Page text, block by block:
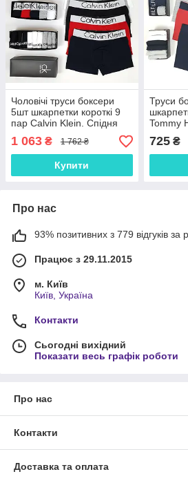
Чоловічі труси боксери
5шт шкарпетки короткі 9
пар Calvin Klein. Спідня
білизна чоловіча та
шкарпетки низькі Кельвін
Кляйн
1 063 ₴ 1 762 ₴
Купити
Труси
Tommy
Хілфігер
725₴
Про нас
93% позитивних з 779 відгуків за
Працює з 29.11.2015
м. Київ
Київ, Україна
Контакти
Сьогодні вихідний
Показати весь графік роботи
Про нас
Контакти
Доставка та оплата